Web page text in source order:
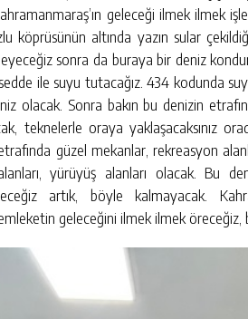
geleceği ilmek ilmek
köprüsünün altında yazın sular
sonra da buraya bir deniz
ile suyu tutacağız. 434 kodunda
olacak. Sonra bakın bu denizin
teknelerle oraya yaklaşacaksınız
güzel mekanlar, rekreasyon
yürüyüş alanları olacak. Bu
artık, böyle kalmayacak.
geleceğini ilmek ilmek öreceğiz,